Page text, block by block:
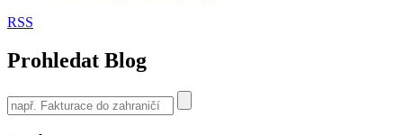
RSS
Prohledat Blog
Use
the